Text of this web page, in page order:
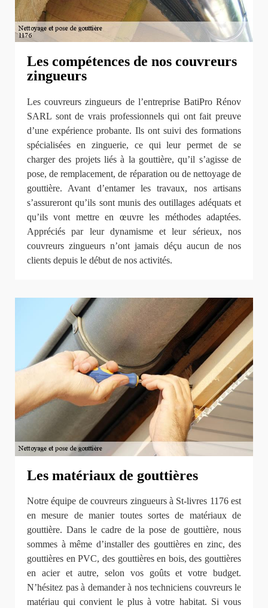
Les compétences de nos couvreurs
zingueurs
Les couvreurs zingueurs de l’entreprise BatiPro Rénov
SARL sont de vrais professionnels qui ont fait preuve
d’une expérience probante. Ils ont suivi des formations
spécialisées en zinguerie, ce qui leur permet de se
charger des projets liés à la gouttière, qu’il s’agisse de
pose, de remplacement, de réparation ou de nettoyage de
gouttière. Avant d’entamer les travaux, nos artisans
s’assureront qu’ils sont munis des outillages adéquats et
qu’ils vont mettre en œuvre les méthodes adaptées.
Appréciés par leur dynamisme et leur sérieux, nos
couvreurs zingueurs n’ont jamais déçu aucun de nos
clients depuis le début de nos activités.
Les matériaux de gouttières
Notre équipe de couvreurs zingueurs à St-livres 1176 est
en mesure de manier toutes sortes de matériaux de
gouttière. Dans le cadre de la pose de gouttière, nous
sommes à même d’installer des gouttières en zinc, des
gouttières en PVC, des gouttières en bois, des gouttières
en acier et autre, selon vos goûts et votre budget.
N’hésitez pas à demander à nos techniciens couvreurs le
matériau qui convient le plus à votre habitat. Si vous